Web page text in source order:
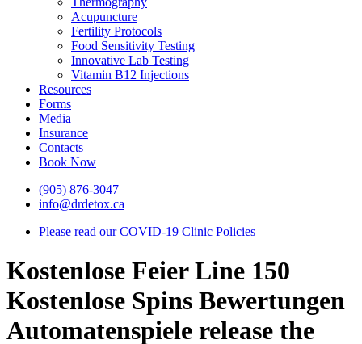
Acupuncture
Fertility Protocols
Food Sensitivity Testing
Innovative Lab Testing
Vitamin B12 Injections
Resources
Forms
Media
Insurance
Contacts
Book Now
(905) 876-3047
info@drdetox.ca
Please read our COVID-19 Clinic Policies
Kostenlose Feier Line 150
Kostenlose Spins Bewertungen
Automatenspiele release the